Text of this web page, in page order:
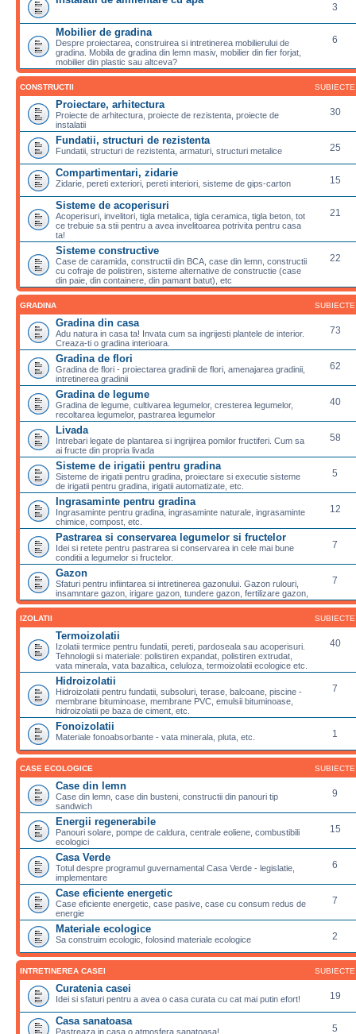
3
Mobilier de gradina
Despre proiectarea, construirea si intretinerea mobilierului de
gradina. Mobila de gradina din lemn masiv, mobilier din fier forjat,
mobilier din plastic sau altceva?
6
CONSTRUCTII SUBIECTE
Proiectare, arhitectura
Proiecte de arhitectura, proiecte de rezistenta, proiecte de
instalatii
30
Fundatii, structuri de rezistenta
Fundatii, structuri de rezistenta, armaturi, structuri metalice 25
Compartimentari, zidarie
Zidarie, pereti exteriori, pereti interiori, sisteme de gips-carton 15
Sisteme de acoperisuri
Acoperisuri, invelitori, tigla metalica, tigla ceramica, tigla beton, tot
ce trebuie sa stii pentru a avea invelitoarea potrivita pentru casa
ta!
21
Sisteme constructive
Case de caramida, constructii din BCA, case din lemn, constructii
cu cofraje de polistiren, sisteme alternative de constructie (case
din paie, din containere, din pamant batut), etc
22
GRADINA SUBIECTE
Gradina din casa
Adu natura in casa ta! Invata cum sa ingrijesti plantele de interior.
Creaza-ti o gradina interioara.
73
Gradina de flori
Gradina de flori - proiectarea gradinii de flori, amenajarea gradinii,
intretinerea gradinii
62
Gradina de legume
Gradina de legume, cultivarea legumelor, cresterea legumelor,
recoltarea legumelor, pastrarea legumelor
40
Livada
Intrebari legate de plantarea si ingrijirea pomilor fructiferi. Cum sa
ai fructe din propria livada
58
Sisteme de irigatii pentru gradina
Sisteme de irigatii pentru gradina, proiectare si executie sisteme
de irigatii pentru gradina, irigatii automatizate, etc.
5
Ingrasaminte pentru gradina
Ingrasaminte pentru gradina, ingrasaminte naturale, ingrasaminte
chimice, compost, etc.
12
Pastrarea si conservarea legumelor si fructelor
Idei si retete pentru pastrarea si conservarea in cele mai bune
conditii a legumelor si fructelor.
7
Gazon
Sfaturi pentru infiintarea si intretinerea gazonului. Gazon rulouri,
insamntare gazon, irigare gazon, tundere gazon, fertilizare gazon,
7
IZOLATII SUBIECTE
Termoizolatii
Izolatii termice pentru fundatii, pereti, pardoseala sau acoperisuri.
Tehnologii si materiale: polistiren expandat, polistiren extrudat,
vata minerala, vata bazaltica, celuloza, termoizolatii ecologice etc.
40
Hidroizolatii
Hidroizolatii pentru fundatii, subsoluri, terase, balcoane, piscine -
membrane bituminoase, membrane PVC, emulsii bituminoase,
hidroizolatii pe baza de ciment, etc.
7
Fonoizolatii
Materiale fonoabsorbante - vata minerala, pluta, etc. 1
CASE ECOLOGICE SUBIECTE
Case din lemn
Case din lemn, case din busteni, constructii din panouri tip
sandwich
9
Energii regenerabile
Panouri solare, pompe de caldura, centrale eoliene, combustibili
ecologici
15
Casa Verde
Totul despre programul guvernamental Casa Verde - legislatie,
implementare
6
Case eficiente energetic
Case eficiente energetic, case pasive, case cu consum redus de
energie
7
Materiale ecologice
Sa construim ecologic, folosind materiale ecologice 2
INTRETINEREA CASEI SUBIECTE
Curatenia casei
Idei si sfaturi pentru a avea o casa curata cu cat mai putin efort! 19
Casa sanatoasa
Pastreaza in casa o atmosfera sanatoasa! 5